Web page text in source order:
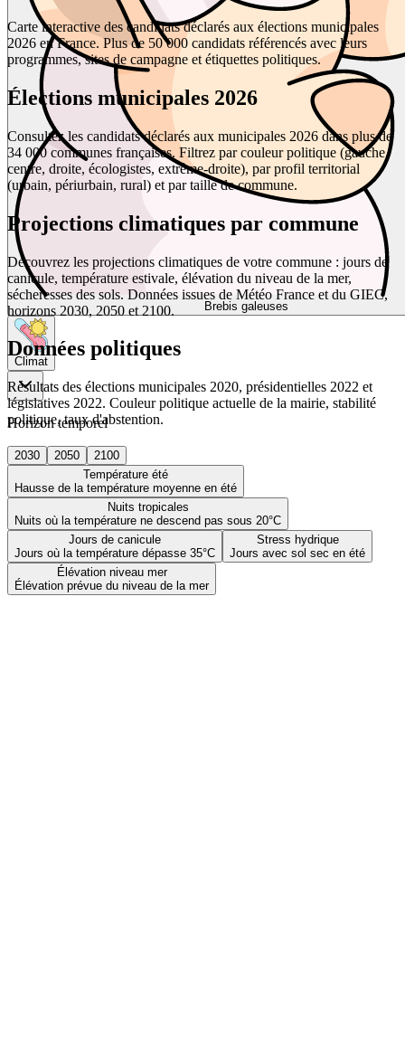
Brebis galeuses
Climat
Horizon temporel
2030 2050
2100
Température été
Hausse de la température moyenne en été
Nuits tropicales
Nuits où la température ne descend pas sous 20°C
Jours de canicule
Jours où la température dépasse 35°C
Stress hydrique
Jours avec sol sec en été
Élévation niveau mer
Élévation prévue du niveau de la mer
Carte interactive des candidats déclarés aux élections municipales
2026 en France. Plus de 50 000 candidats référencés avec leurs
programmes, sites de campagne et étiquettes politiques.
Élections municipales 2026
Consultez les candidats déclarés aux municipales 2026 dans plus de
34 000 communes françaises. Filtrez par couleur politique (gauche,
centre, droite, écologistes, extrême-droite), par profil territorial
(urbain, périurbain, rural) et par taille de commune.
Projections climatiques par commune
Découvrez les projections climatiques de votre commune : jours de
canicule, température estivale, élévation du niveau de la mer,
sécheresses des sols. Données issues de Météo France et du GIEC,
horizons 2030, 2050 et 2100.
Données politiques
Résultats des élections municipales 2020, présidentielles 2022 et
législatives 2022. Couleur politique actuelle de la mairie, stabilité
politique, taux d'abstention.